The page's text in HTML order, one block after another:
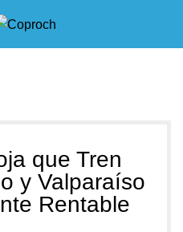
que Tren
y Valparaíso
Rentable